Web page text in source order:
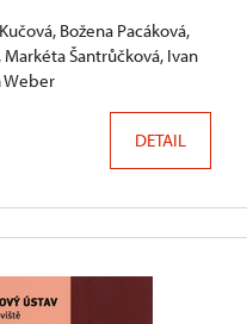
Božena Pacáková,
Šantrůčková, Ivan
Weber
DETAIL